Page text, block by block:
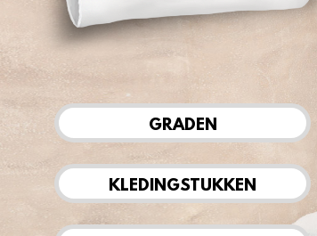
GRADEN
KLEDINGSTUKKEN